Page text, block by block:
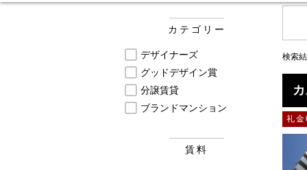
検索
礼
カテゴリー
デザイナーズ
グッドデザイン賞
分譲賃貸
ブランドマンション
賃料